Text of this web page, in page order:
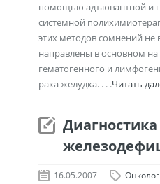
помощью адъювантной и
системной
этих методов сомнений не
направлены в основном
гематогенного и
рака желудка. . . .Читать
16.05.2007